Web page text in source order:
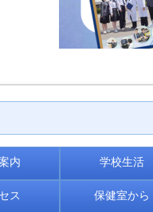
内 学校生活
ス 保健室から